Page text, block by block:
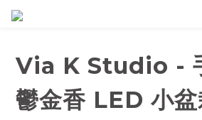
Via K Studio -
鬱金香 LED 小